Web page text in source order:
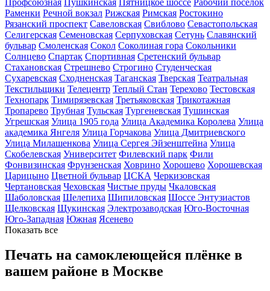
Раменки Речной вокзал Рижская Римская Ростокино
Рязанский проспект Савеловская Свиблово Севастопольская
Селигерская Семеновская Серпуховская Сетунь Славянский
бульвар Смоленская Сокол Соколиная гора Сокольники
Солнцево Спартак Спортивная Сретенский бульвар
Стахановская Стрешнево Строгино Студенческая
Сухаревская Сходненская Таганская Тверская Театральная
Текстильщики Телецентр Теплый Стан Терехово Тестовская
Технопарк Тимирязевская Третьяковская Трикотажная
Тропарево Трубная Тульская Тургеневская Тушинская
Угрешская Улица 1905 года Улица Академика Королева Улица
академика Янгеля Улица Горчакова Улица Дмитриевского
Улица Милашенкова Улица Сергея Эйзенштейна Улица
Скобелевская Университет Филевский парк Фили
Фонвизинская Фрунзенская Ховрино Хорошево Хорошевская
Царицыно Цветной бульвар ЦСКА Черкизовская
Чертановская Чеховская Чистые пруды Чкаловская
Шаболовская Шелепиха Шипиловская Шоссе Энтузиастов
Щелковская Щукинская Электрозаводская Юго-Восточная
Юго-Западная Южная Ясенево
Показать все
Печать на самоклеющейся плёнке в
вашем районе в Москве